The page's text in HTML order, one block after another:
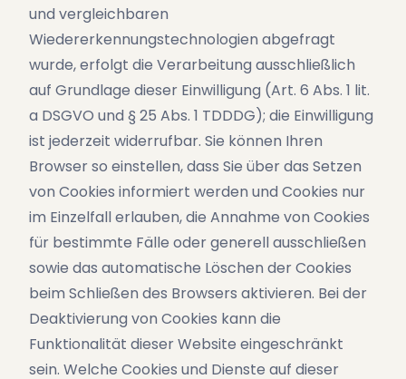
und vergleichbaren
Wiedererkennungstechnologien abgefragt
wurde, erfolgt die Verarbeitung ausschließlich
auf Grundlage dieser Einwilligung (Art. 6 Abs. 1 lit.
a DSGVO und § 25 Abs. 1 TDDDG); die Einwilligung
ist jederzeit widerrufbar. Sie können Ihren
Browser so einstellen, dass Sie über das Setzen
von Cookies informiert werden und Cookies nur
im Einzelfall erlauben, die Annahme von Cookies
für bestimmte Fälle oder generell ausschließen
sowie das automatische Löschen der Cookies
beim Schließen des Browsers aktivieren. Bei der
Deaktivierung von Cookies kann die
Funktionalität dieser Website eingeschränkt
sein. Welche Cookies und Dienste auf dieser